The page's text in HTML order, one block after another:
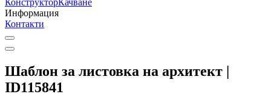
КонструкторКачване
Информация
Контакти
Шаблон за листовка на архитект |
ID115841